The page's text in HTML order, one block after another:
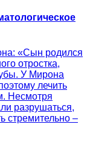
«Сын родился
отростка,
У Мирона
лечить
Несмотря
разрушаться,
стремительно –